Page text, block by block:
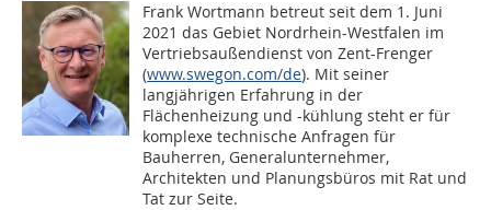
Frank Wortmann betreut seit dem 1. Juni
2021 das Gebiet Nordrhein-Westfalen im
Vertriebsaußendienst von Zent-Frenger
(www.swegon.com/de). Mit seiner
langjährigen Erfahrung in der
Flächenheizung und -kühlung steht er für
komplexe technische Anfragen für
Bauherren, Generalunternehmer,
Architekten und Planungsbüros mit Rat und
Tat zur Seite.